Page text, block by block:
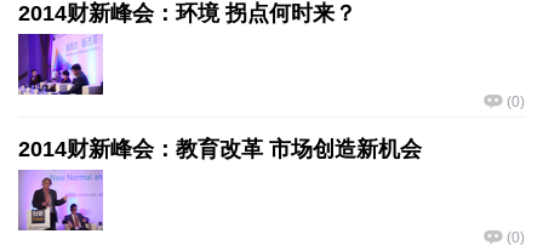
2014财新峰会：环境 拐点何时来？
(0)
2014财新峰会：教育改革 市场创造新机会
(0)